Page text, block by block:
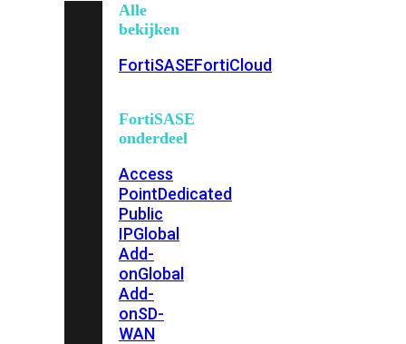
Alle
bekijken
FortiSASEFortiCloud
FortiSASE
onderdeel
Access
PointDedicated
Public
IPGlobal
Add-
onGlobal
Add-
onSD-
WAN